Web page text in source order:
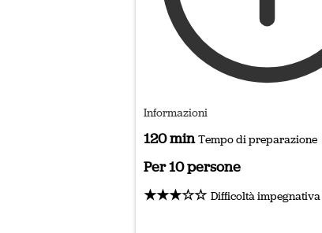
Informazioni
120 minTempo di preparazione
Per 10 persone
★★★☆☆ Difficoltà impegnativa